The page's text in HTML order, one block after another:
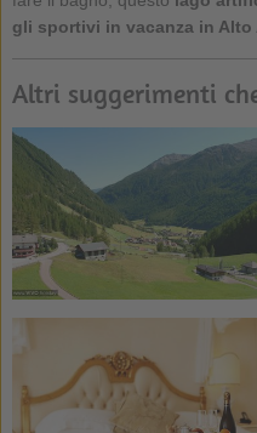
gli sportivi in vacanza in
Altri suggerimenti